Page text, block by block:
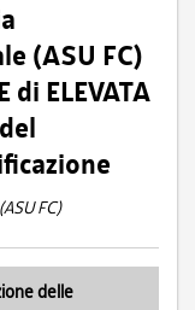
(ASU FC)
di ELEVATA
FC)
delle